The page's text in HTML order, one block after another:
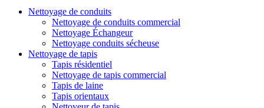
Nettoyage de conduits
Nettoyage de conduits commercial
Nettoyage Échangeur
Nettoyage conduits sécheuse
Nettoyage de tapis
Tapis résidentiel
Nettoyage de tapis commercial
Tapis de laine
Tapis orientaux